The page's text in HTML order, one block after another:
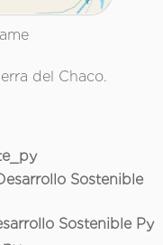
del Chaco.
Sostenible
Sostenible Py